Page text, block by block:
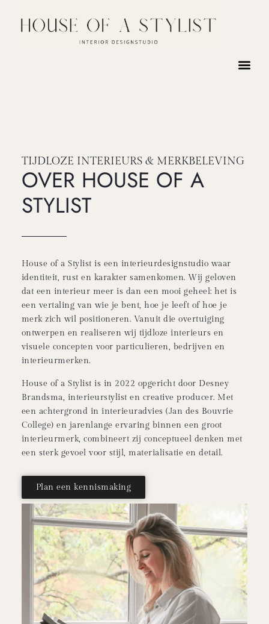
TIJDLOZE INTERIEURS & MERKBELEVING
OVER HOUSE OF A
STYLIST
House of a Stylist is een interieurdesignstudio waar
identiteit, rust en karakter samenkomen. Wij geloven
dat een interieur meer is dan een mooi geheel: het is
een vertaling van wie je bent, hoe je leeft of hoe je
merk zich wil positioneren. Vanuit die overtuiging
ontwerpen en realiseren wij tijdloze interieurs en
visuele concepten voor particulieren, bedrijven en
interieurmerken.
House of a Stylist is in 2022 opgericht door Desney
Brandsma, interieurstylist en creative producer. Met
een achtergrond in interieuradvies (Jan des Bouvrie
College) en jarenlange ervaring binnen een groot
interieurmerk, combineert zij conceptueel denken met
een sterk gevoel voor stijl, materialisatie en detail.
Plan een kennismaking